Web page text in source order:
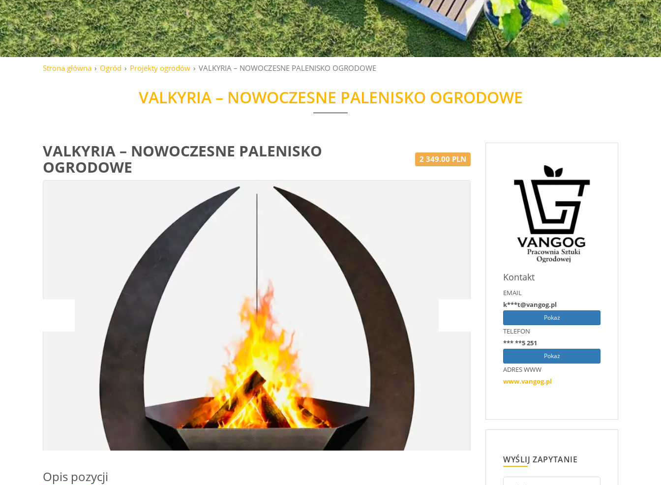
Strona główna Ogród Projekty ogrodów VALKYRIA – NOWOCZESNE PALENISKO OGRODOWE
VALKYRIA – NOWOCZESNE PALENISKO OGRODOWE
VALKYRIA – NOWOCZESNE PALENISKO
OGRODOWE
2 349.00 PLN
Opis pozycji
Kontakt
EMAIL
k***t@vangog.pl
Pokaż
TELEFON
*** **5 251
Pokaż
ADRES WWW
www.vangog.pl
WYŚLIJ ZAPYTANIE